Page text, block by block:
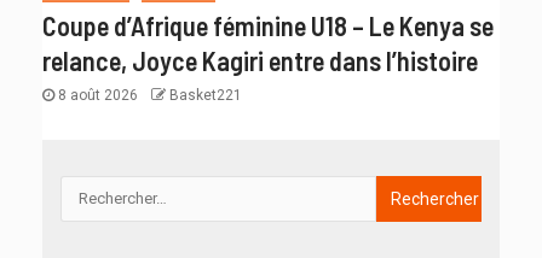
Coupe d’Afrique féminine U18 – Le Kenya se
relance, Joyce Kagiri entre dans l’histoire
8 août 2026 Basket221